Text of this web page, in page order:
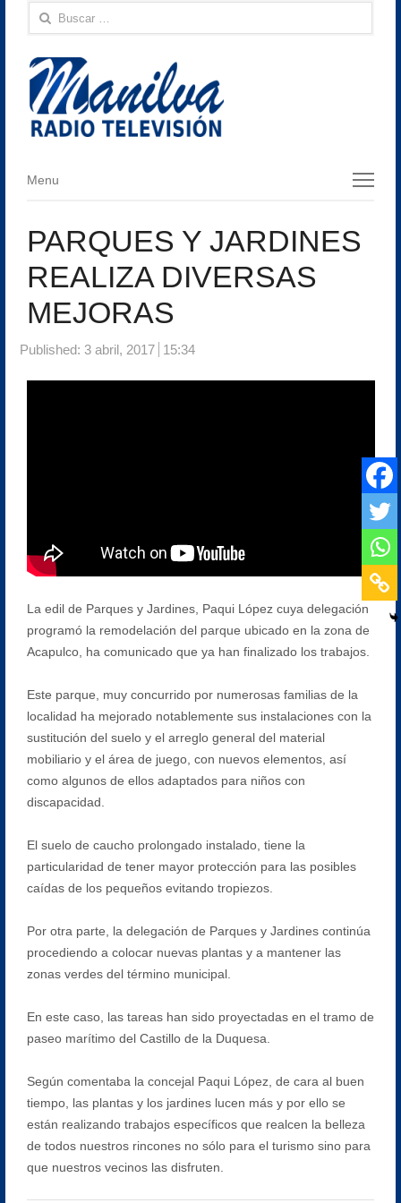
Buscar:
Menu
Menu
PARQUES Y JARDINES
REALIZA DIVERSAS
MEJORAS
Published: 3 abril, 2017 15:34
La edil de Parques y Jardines, Paqui López cuya delegación
programó la remodelación del parque ubicado en la zona de
Acapulco, ha comunicado que ya han finalizado los trabajos.
Este parque, muy concurrido por numerosas familias de la
localidad ha mejorado notablemente sus instalaciones con la
sustitución del suelo y el arreglo general del material
mobiliario y el área de juego, con nuevos elementos, así
como algunos de ellos adaptados para niños con
discapacidad.
El suelo de caucho prolongado instalado, tiene la
particularidad de tener mayor protección para las posibles
caídas de los pequeños evitando tropiezos.
Por otra parte, la delegación de Parques y Jardines continúa
procediendo a colocar nuevas plantas y a mantener las
zonas verdes del término municipal.
En este caso, las tareas han sido proyectadas en el tramo de
paseo marítimo del Castillo de la Duquesa.
Según comentaba la concejal Paqui López, de cara al buen
tiempo, las plantas y los jardines lucen más y por ello se
están realizando trabajos específicos que realcen la belleza
de todos nuestros rincones no sólo para el turismo sino para
que nuestros vecinos las disfruten.